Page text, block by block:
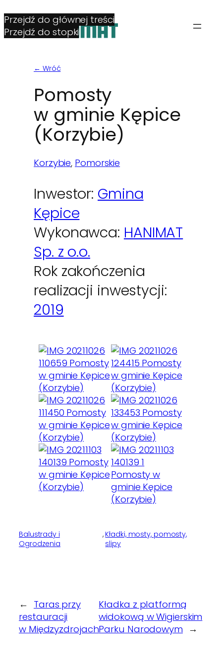
Przejdź do głównej treści
Przejdź do stopki
← Wróć
Pomosty
w gminie Kępice
(Korzybie)
Korzybie, Pomorskie
Inwestor: Gmina
Kępice
Wykonawca: HANIMAT
Sp. z o.o.
Rok zakończenia
realizacji inwestycji:
2019
Balustrady i
Ogrodzenia
, Kładki, mosty, pomosty,
slipy
← Taras przy
restauracji
w Międzyzdrojach
Kładka z platformą
widokową w Wigierskim
Parku Narodowym →